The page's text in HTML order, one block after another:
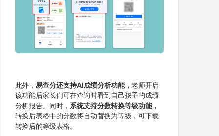
此外， 易查分还支持AI成绩分析功能， 老师开启
该功能后家长们可在查询时看到自己孩子的成绩
分析报告。同时， 系统支持分数转换等级功能，
转换后表格中的分数将自动替换为等级，可下载
转换后的等级表格。